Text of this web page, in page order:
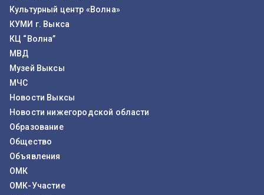
Культурный центр «Волна»
КУМИ г. Выкса
КЦ “Волна”
МВД
Музей Выксы
МЧС
Новости Выксы
Новости нижегородской области
Образование
Общество
Объявления
ОМК
ОМК-Участие